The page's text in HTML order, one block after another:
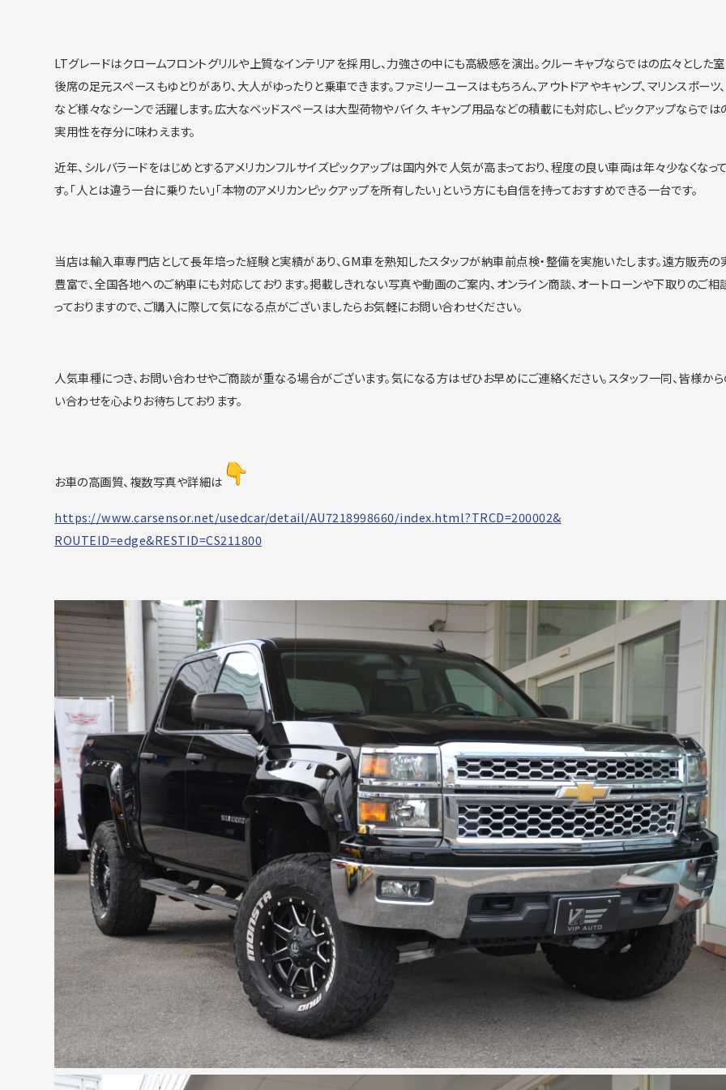
LTグレードはクロームフロントグリルや上質なインテリアを採用し、力強さの中にも高級感を演出。クルーキャブならではの広々とした
後席の足元スペースもゆとりがあり、大人がゆったりと乗車できます。ファミリーユースはもちろん、アウトドアやキャンプ、マリンスポーツ
など様々なシーンで活躍します。広大なベッドスペースは大型荷物やバイク、 キャンプ用品などの積載にも対応し、 ピックアップならでは
実用性を存分に味わえます。
近年、 シルバラードをはじめとするアメリカンフルサイズピックアップは国内外で人気が高まっており、程度の良い車両は年々少なくなっ
す。「人とは違う一台に乗りたい」「本物のアメリカンピックアップを所有したい」 という方にも自信を持っておすすめできる一台です。
当店は輸入車専門店として長年培った経験と実績があり、GM車を熟知したスタッフが納車前点検・整備を実施いたします。遠方販売の
豊富で、全国各地へのご納車にも対応しております。掲載しきれない写真や動画のご案内、オンライン商談、 オートローンや下取りのご相
っておりますので、 ご購入に際して気になる点がございましたらお気軽にお問い合わせください。
人気車種につき、 お問い合わせやご商談が重なる場合がございます。気になる方はぜひお早めにご連絡ください。スタッフ一同、皆様か
い合わせを心よりお待ちしております。
お車の高画質、複数写真や詳細は
https://www.carsensor.net/usedcar/detail/AU7218998660/index.html?TRCD=200002&
ROUTEID=edge&RESTID=CS211800